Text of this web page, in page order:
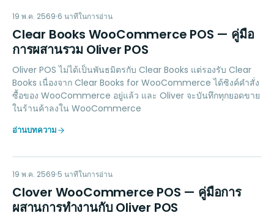
CB
ACCOUNTING
19 พ.ค. 2569 6 นาทีในการอ่าน
Clear Books WooCommerce POS — คู่มือ
การผสานรวม Oliver POS
Oliver POS ไม่ได้เป็นพันธมิตรกับ Clear Books แต่รองรับ Clear
Books เนื่องจาก Clear Books for WooCommerce ได้ซิงค์คำสั่ง
ซื้อของ WooCommerce อยู่แล้ว และ Oliver จะบันทึกทุกยอดขาย
ในร้านค้าลงใน WooCommerce
อ่านบทความ
CW
PAYMENTS
19 พ.ค. 2569 5 นาทีในการอ่าน
Clover WooCommerce POS — คู่มือการ
ผสานการทำงานกับ Oliver POS